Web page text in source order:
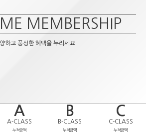
MEMBERSHIP
하고 풍성한 혜택을 누리세요
A B C
A-CLASS B-CLASS C-CLASS
누적금액 누적금액 누적금액